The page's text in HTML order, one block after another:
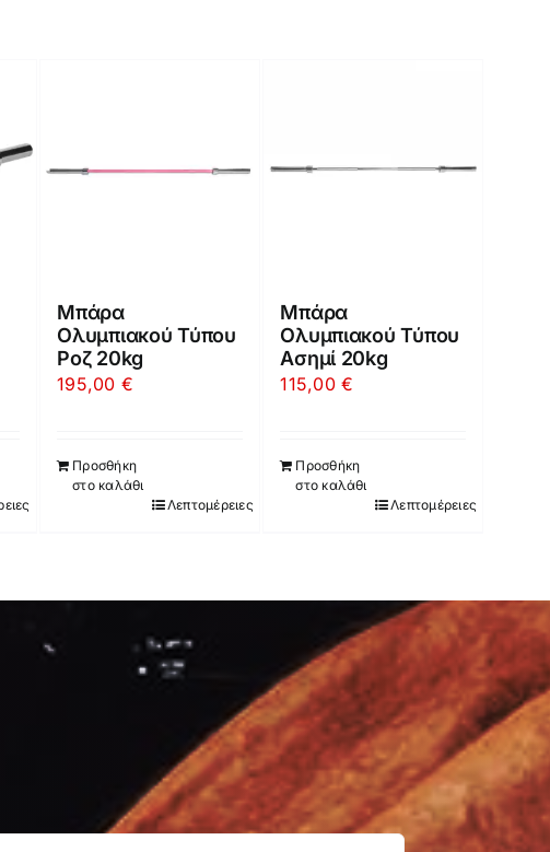
Μπάρα
Ολυμπιακού Τύπου
Ροζ 20kg
195,00 €
Προσθήκη
στο καλάθι
Λεπτομέρειες
Μπάρα
Ολυμπιακού Τύπου
Ασημί 20kg
115,00 €
Προσθήκη
στο καλάθι
Λεπτομέρειες